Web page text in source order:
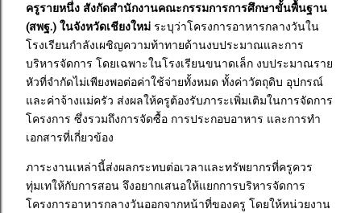
ครูรายหนึ่ง สังกัดสำนักงานคณะกรรมการการศึกษาขั้นพื้นฐาน
(สพฐ.) ในจังหวัดเชียงใหม่ ระบุว่าโครงการอาหารกลางวันใน
โรงเรียนกำลังเผชิญความท้าทายด้านงบประมาณและการ
บริหารจัดการ โดยเฉพาะในโรงเรียนขนาดเล็ก งบประมาณราย
หัวที่จำกัดไม่เพียงพอต่อค่าใช้จ่ายทั้งหมด ทั้งค่าวัตถุดิบ อุปกรณ์
และค่าจ้างแม่ครัว ส่งผลให้ครูต้องรับภาระเพิ่มเติมในการจัดการ
โครงการ ซึ่งรวมถึงการจัดซื้อ การประกอบอาหาร และการทำ
เอกสารที่เกี่ยวข้อง
ภาระงานเหล่านี้ส่งผลกระทบต่อเวลาและทรัพยากรที่ครูควร
ทุ่มเทให้กับการสอน จึงอยากเสนอให้แยกการบริหารจัดการ
โครงการอาหารกลางวันออกจากหน้าที่ของครู โดยให้หน่วยงาน